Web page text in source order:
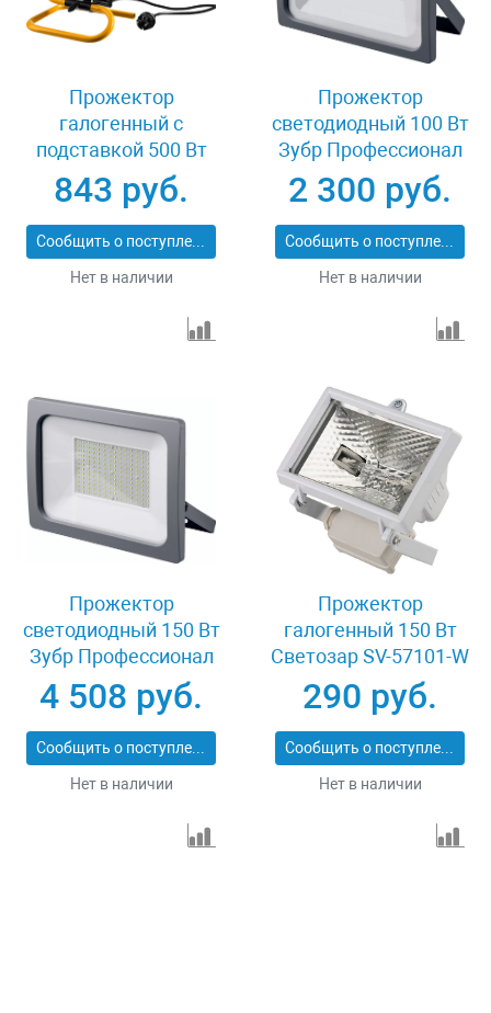
Прожектор
галогенный с
подставкой 500 Вт
Stayer MASTER
57116-B
843 руб.
Сообщить о поступлении
Нет в наличии
Прожектор
светодиодный 100 Вт
Зубр Профессионал
57140-100
2 300 руб.
Сообщить о поступлении
Нет в наличии
Прожектор
светодиодный 150 Вт
Зубр Профессионал
57140-150
4 508 руб.
Сообщить о поступлении
Нет в наличии
Прожектор
галогенный 150 Вт
Светозар SV-57101-W
290 руб.
Сообщить о поступлении
Нет в наличии